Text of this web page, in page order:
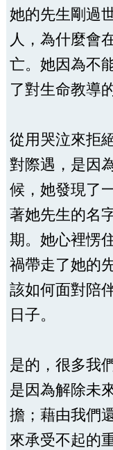
她的先生剛過
人，為什麼會
亡。她因為不
了對生命教導
從用哭泣來拒
對際遇，是因
候，她發現了
著她先生的名
期。她心裡愣
禍帶走了她的
該如何面對陪
日子。
是的，很多我
是因為解除未
擔；藉由我們
來承受不起的